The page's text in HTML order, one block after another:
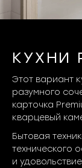
КУХНИ
Этот вариант
разумного
карточка
кварцевый
Бытовая
технического
и